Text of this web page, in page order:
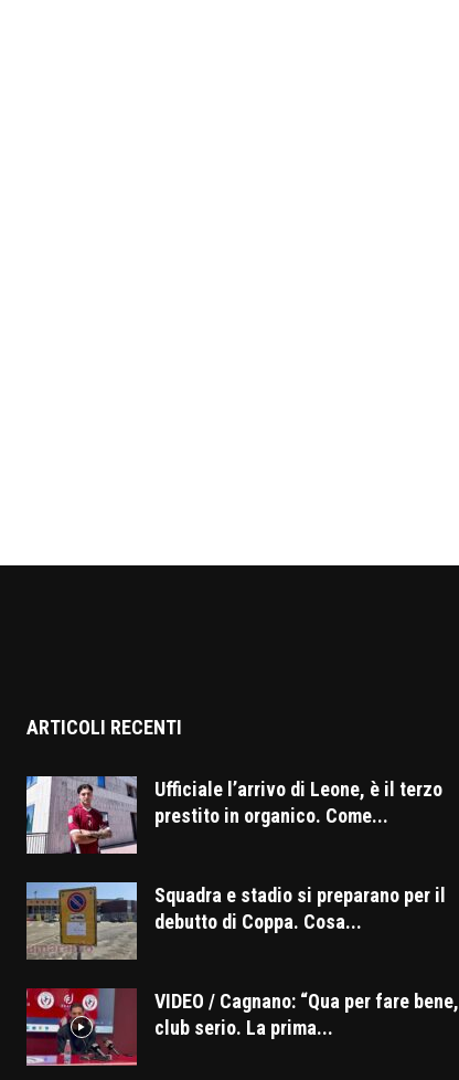
ARTICOLI RECENTI
Ufficiale l’arrivo di Leone, è il terzo
prestito in organico. Come...
Squadra e stadio si preparano per il
debutto di Coppa. Cosa...
VIDEO / Cagnano: “Qua per fare bene,
club serio. La prima...